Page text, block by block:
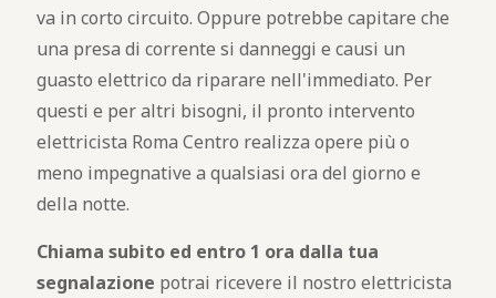
va in corto circuito. Oppure potrebbe capitare che
una presa di corrente si danneggi e causi un
guasto elettrico da riparare nell'immediato. Per
questi e per altri bisogni, il pronto intervento
elettricista Roma Centro realizza opere più o
meno impegnative a qualsiasi ora del giorno e
della notte.
Chiama subito ed entro 1 ora dalla tua
segnalazione potrai ricevere il nostro elettricista